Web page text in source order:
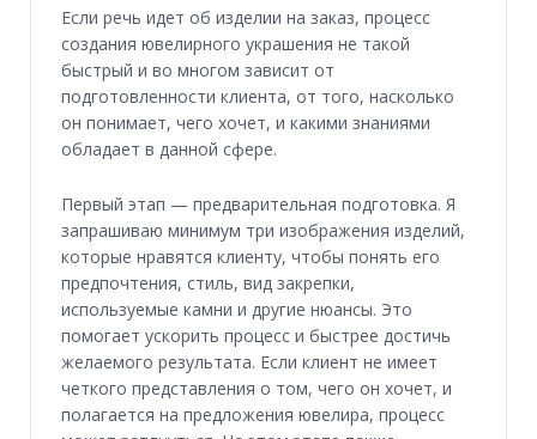
Если речь идет об изделии на заказ, процесс
создания ювелирного украшения не такой
быстрый и во многом зависит от
подготовленности клиента, от того, насколько
он понимает, чего хочет, и какими знаниями
обладает в данной сфере.
Первый этап — предварительная подготовка. Я
запрашиваю минимум три изображения изделий,
которые нравятся клиенту, чтобы понять его
предпочтения, стиль, вид закрепки,
используемые камни и другие нюансы. Это
помогает ускорить процесс и быстрее достичь
желаемого результата. Если клиент не имеет
четкого представления о том, чего он хочет, и
полагается на предложения ювелира, процесс